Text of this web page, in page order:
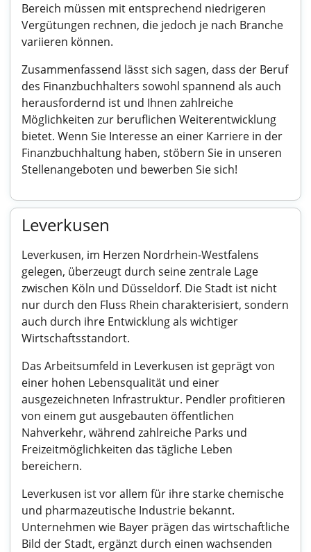
Bereich müssen mit entsprechend niedrigeren
Vergütungen rechnen, die jedoch je nach Branche
variieren können.
Zusammenfassend lässt sich sagen, dass der Beruf
des Finanzbuchhalters sowohl spannend als auch
herausfordernd ist und Ihnen zahlreiche
Möglichkeiten zur beruflichen Weiterentwicklung
bietet. Wenn Sie Interesse an einer Karriere in der
Finanzbuchhaltung haben, stöbern Sie in unseren
Stellenangeboten und bewerben Sie sich!
Leverkusen
Leverkusen, im Herzen Nordrhein-Westfalens
gelegen, überzeugt durch seine zentrale Lage
zwischen Köln und Düsseldorf. Die Stadt ist nicht
nur durch den Fluss Rhein charakterisiert, sondern
auch durch ihre Entwicklung als wichtiger
Wirtschaftsstandort.
Das Arbeitsumfeld in Leverkusen ist geprägt von
einer hohen Lebensqualität und einer
ausgezeichneten Infrastruktur. Pendler profitieren
von einem gut ausgebauten öffentlichen
Nahverkehr, während zahlreiche Parks und
Freizeitmöglichkeiten das tägliche Leben
bereichern.
Leverkusen ist vor allem für ihre starke chemische
und pharmazeutische Industrie bekannt.
Unternehmen wie Bayer prägen das wirtschaftliche
Bild der Stadt, ergänzt durch einen wachsenden